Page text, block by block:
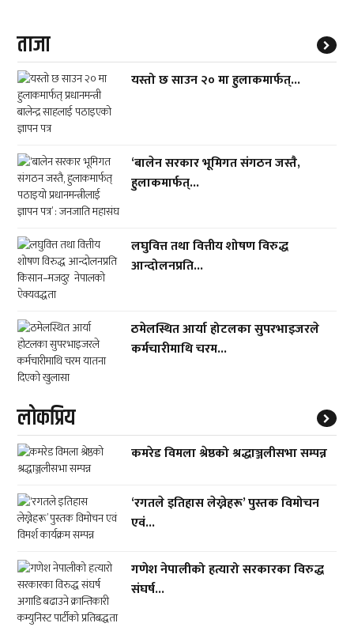
ताजा
यस्तो छ साउन २० मा हुलाकमार्फत्...
‘बालेन सरकार भूमिगत संगठन जस्तै,
हुलाकमार्फत्...
लघुवित्त तथा वित्तीय शोषण विरुद्ध
आन्दोलनप्रति...
ठमेलस्थित आर्या होटलका सुपरभाइजरले
कर्मचारीमाथि चरम...
लाेकप्रिय
कमरेड विमला श्रेष्ठको श्रद्धाञ्जलीसभा सम्पन्न
‘रगतले इतिहास लेख्नेहरू’ पुस्तक विमोचन
एवं...
गणेश नेपालीको हत्यारो सरकारका विरुद्ध
संघर्ष...